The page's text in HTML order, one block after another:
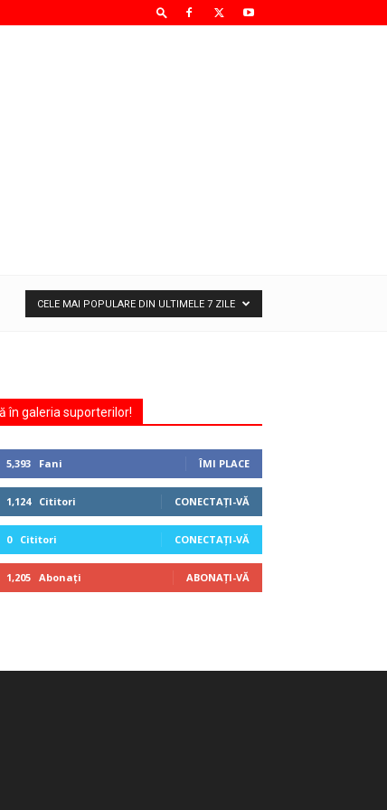
CELE MAI POPULARE DIN ULTIMELE 7 ZILE
în galeria suporterilor!
5,393 Fani ÎMI PLACE
1,124 Cititori CONECTAȚI-VĂ
0 Cititori CONECTAȚI-VĂ
1,205 Abonați ABONAȚI-VĂ